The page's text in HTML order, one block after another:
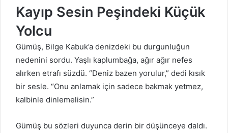
Kayıp Sesin Peşindeki Küçük
Yolcu
Gümüş, Bilge Kabuk’a denizdeki bu durgunluğun
nedenini sordu. Yaşlı kaplumbağa, ağır ağır nefes
alırken etrafı süzdü. “Deniz bazen yorulur,” dedi kısık
bir sesle. “Onu anlamak için sadece bakmak yetmez,
kalbinle dinlemelisin.”
Gümüş bu sözleri duyunca derin bir düşünceye daldı.